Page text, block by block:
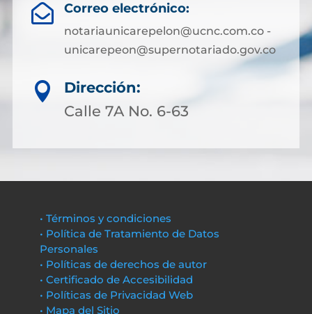
 Correo electrónico:
notariaunicarepelon@ucnc.com.co -
unicarepeon@supernotariado.gov.co

Dirección:
Calle 7A No. 6-63
• Términos y condiciones
• Política de Tratamiento de Datos
Personales
• Políticas de derechos de autor
• Certificado de Accesibilidad
• Políticas de Privacidad Web
• Mapa del Sitio